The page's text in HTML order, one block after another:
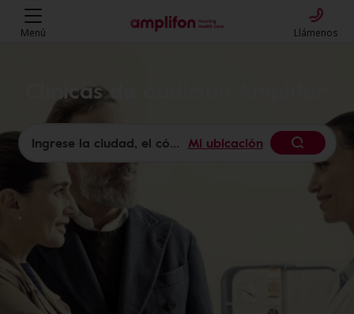
Menú Llámenos
Clínicas de audición Amplifon
Mi ubicación